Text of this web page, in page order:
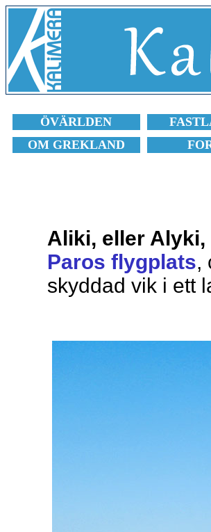
ÖVÄRLDEN
OM GREKLAND
Aliki, eller
Paros flygplats,
skyddad vik i ett